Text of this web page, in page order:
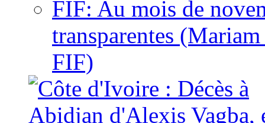
FIF: Au mois de
transparentes
FIF)